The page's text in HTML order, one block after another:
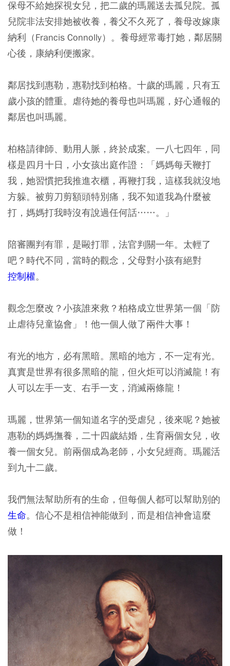
保母不給她探視女兒，把二歲的瑪麗送去孤兒院。孤
兒院非法安排她被收養，養父不久死了，養母改嫁康
納利（Francis Connolly）。養母經常毒打她，鄰居關
心後，康納利便搬家。
鄰居找到惠勒，惠勒找到柏格。十歲的瑪麗，只有五
歲小孩的體重。虐待她的養母也叫瑪麗，好心通報的
鄰居也叫瑪麗。
柏格請律師、動用人脈，終於成案。一八七四年，同
樣是四月十日，小女孩出庭作證：「媽媽每天鞭打
我，她習慣把我推進衣櫃，再鞭打我，這樣我就沒地
方躲。被剪刀剪額頭特別痛，我不知道我為什麼被
打，媽媽打我時沒有說過任何話……。」
陪審團判有罪，是毆打罪，法官判關一年。太輕了
吧？時代不同，當時的觀念，父母對小孩有絕對
控制權。
觀念怎麼改？小孩誰來救？柏格成立世界第一個「防
止虐待兒童協會」！他一個人做了兩件大事！
有光的地方，必有黑暗。黑暗的地方，不一定有光。
真實是世界有很多黑暗的龍，但火炬可以消滅龍！有
人可以左手一支、右手一支，消滅兩條龍！
瑪麗，世界第一個知道名字的受虐兒，後來呢？她被
惠勒的媽媽撫養，二十四歲結婚，生育兩個女兒，收
養一個女兒。前兩個成為老師，小女兒經商。瑪麗活
到九十二歲。
我們無法幫助所有的生命，但每個人都可以幫助別的
生命。信心不是相信神能做到，而是相信神會這麼
做！